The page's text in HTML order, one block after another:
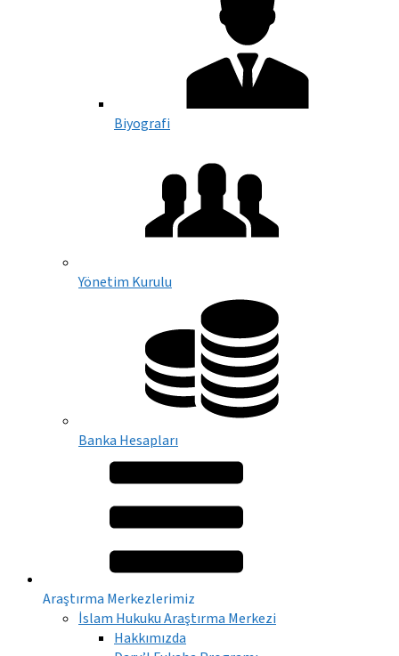
Biyografi
Yönetim Kurulu
Banka Hesapları
Araştırma Merkezlerimiz
İslam Hukuku Araştırma Merkezi
Hakkımızda